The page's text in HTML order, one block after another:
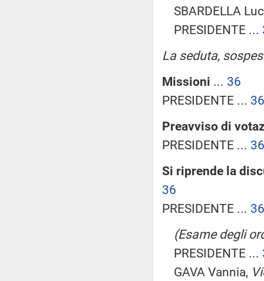
SBARDELLA
PRESIDENTE ...
La seduta,
Missioni ... 36
PRESIDENTE ... 36
Preavviso di
PRESIDENTE ... 36
Si riprende la
36
PRESIDENTE ... 36
(Esame degli
PRESIDENTE ...
GAVA Vannia,